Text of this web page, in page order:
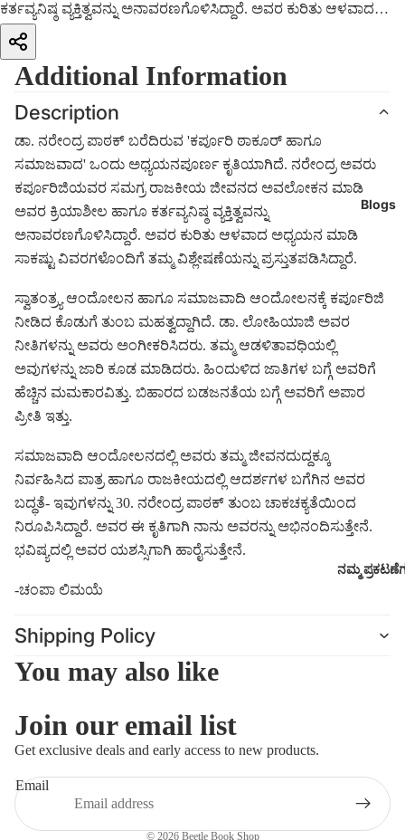
Blogs
ನಮ್ಮ
ಕರ್ತವ್ಯನಿಷ್ಠ ವ್ಯಕ್ತಿತ್ವವನ್ನು ಅನಾವರಣಗೊಳಿಸಿದ್ದಾರೆ. ಅವರ ಕುರಿತು ಆಳವಾದ
ಅಧ್ಯಯನ ಮಾಡಿ ಸಾಕಷ್ಟು ವಿವರಗಳೊಂದಿಗೆ ತಮ್ಮ ವಿಶ್ಲೇಷಣೆಯನ್ನು
ಪ್ರಸ್ತುತಪಡಿಸಿದ್ದಾರೆ.
ನೀಡಿದ ಕೊಡುಗೆ ತುಂಬ ಮಹತ್ವದ್ದಾಗಿದೆ. ಡಾ. ಲೋಹಿಯಾಜಿ ಅವರ ನೀತಿಗಳನ್ನು
ಅವರು ಅಂಗೀಕರಿಸಿದರು. ತಮ್ಮ ಆಡಳಿತಾವಧಿಯಲ್ಲಿ ಅವುಗಳನ್ನು ಜಾರಿ ಕೂಡ
ಮಾಡಿದರು. ಹಿಂದುಳಿದ ಜಾತಿಗಳ ಬಗ್ಗೆ ಅವರಿಗೆ ಹೆಚ್ಚಿನ ಮಮಕಾರವಿತ್ತು.
ಬಿಹಾರದ ಬಡಜನತೆಯ ಬಗ್ಗೆ ಅವರಿಗೆ ಅಪಾರ ಪ್ರೀತಿ ಇತ್ತು.
ಸಮಾಜವಾದಿ ಆಂದೋಲನದಲ್ಲಿ ಅವರು ತಮ್ಮ ಜೀವನದುದ್ದಕ್ಕೂ ನಿರ್ವಹಿಸಿದ
ಪಾತ್ರ ಹಾಗೂ ರಾಜಕೀಯದಲ್ಲಿ ಆದರ್ಶಗಳ ಬಗೆಗಿನ ಅವರ ಬದ್ಧತೆ- ಇವುಗಳನ್ನು
ಕೃತಿಗಾಗಿ ನಾನು ಅವರನ್ನು ಅಭಿನಂದಿಸುತ್ತೇನೆ. ಭವಿಷ್ಯದಲ್ಲಿ ಅವರ ಯಶಸ್ಸಿಗಾಗಿ
ಹಾರೈಸುತ್ತೇನೆ.
-ಚಂಪಾ ಲಿಮಯೆ
Additional Information
Description
ಡಾ. ನರೇಂದ್ರ ಪಾಠಕ್ ಬರೆದಿರುವ 'ಕರ್ಪೂರಿ ಠಾಕೂರ್ ಹಾಗೂ
ಸಮಾಜವಾದ' ಒಂದು ಅಧ್ಯಯನಪೂರ್ಣ ಕೃತಿಯಾಗಿದೆ. ನರೇಂದ್ರ ಅವರು
ಕರ್ಪೂರಿಜಿಯವರ ಸಮಗ್ರ ರಾಜಕೀಯ ಜೀವನದ ಅವಲೋಕನ ಮಾಡಿ
ಅವರ ಕ್ರಿಯಾಶೀಲ ಹಾಗೂ ಕರ್ತವ್ಯನಿಷ್ಠ ವ್ಯಕ್ತಿತ್ವವನ್ನು
ಅನಾವರಣಗೊಳಿಸಿದ್ದಾರೆ. ಅವರ ಕುರಿತು ಆಳವಾದ ಅಧ್ಯಯನ ಮಾಡಿ
ಸಾಕಷ್ಟು ವಿವರಗಳೊಂದಿಗೆ ತಮ್ಮ ವಿಶ್ಲೇಷಣೆಯನ್ನು ಪ್ರಸ್ತುತಪಡಿಸಿದ್ದಾರೆ.
ಸ್ವಾತಂತ್ರ್ಯ ಆಂದೋಲನ ಹಾಗೂ ಸಮಾಜವಾದಿ ಆಂದೋಲನಕ್ಕೆ ಕರ್ಪೂರಿಜಿ
ನೀಡಿದ ಕೊಡುಗೆ ತುಂಬ ಮಹತ್ವದ್ದಾಗಿದೆ. ಡಾ. ಲೋಹಿಯಾಜಿ ಅವರ
ನೀತಿಗಳನ್ನು ಅವರು ಅಂಗೀಕರಿಸಿದರು. ತಮ್ಮ ಆಡಳಿತಾವಧಿಯಲ್ಲಿ
ಅವುಗಳನ್ನು ಜಾರಿ ಕೂಡ ಮಾಡಿದರು. ಹಿಂದುಳಿದ ಜಾತಿಗಳ ಬಗ್ಗೆ ಅವರಿಗೆ
ಹೆಚ್ಚಿನ ಮಮಕಾರವಿತ್ತು. ಬಿಹಾರದ ಬಡಜನತೆಯ ಬಗ್ಗೆ ಅವರಿಗೆ ಅಪಾರ
ಪ್ರೀತಿ ಇತ್ತು.
ಸಮಾಜವಾದಿ ಆಂದೋಲನದಲ್ಲಿ ಅವರು ತಮ್ಮ ಜೀವನದುದ್ದಕ್ಕೂ
ನಿರ್ವಹಿಸಿದ ಪಾತ್ರ ಹಾಗೂ ರಾಜಕೀಯದಲ್ಲಿ ಆದರ್ಶಗಳ ಬಗೆಗಿನ ಅವರ
ಬದ್ಧತೆ- ಇವುಗಳನ್ನು 30. ನರೇಂದ್ರ ಪಾಠಕ್ ತುಂಬ ಚಾಕಚಕ್ಯತೆಯಿಂದ
ನಿರೂಪಿಸಿದ್ದಾರೆ. ಅವರ ಈ ಕೃತಿಗಾಗಿ ನಾನು ಅವರನ್ನು ಅಭಿನಂದಿಸುತ್ತೇನೆ.
ಭವಿಷ್ಯದಲ್ಲಿ ಅವರ ಯಶಸ್ಸಿಗಾಗಿ ಹಾರೈಸುತ್ತೇನೆ.
-ಚಂಪಾ ಲಿಮಯೆ
Shipping Policy
You may also like
Join our email list
Get exclusive deals and early access to new products.
Email
© 2026 Beetle Book Shop
Refund policy